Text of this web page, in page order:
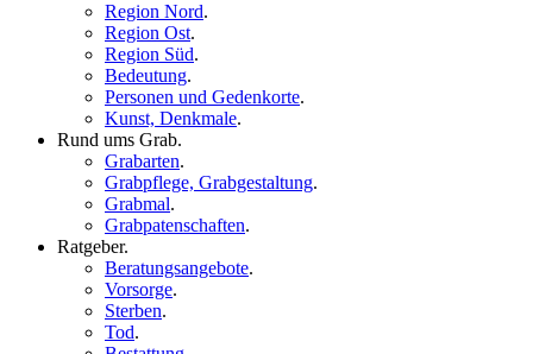
Region Nord.
Region Ost.
Region Süd.
Bedeutung.
Personen und Gedenkorte.
Kunst, Denkmale.
Rund ums Grab.
Grabarten.
Grabpflege, Grabgestaltung.
Grabmal.
Grabpatenschaften.
Ratgeber.
Beratungsangebote.
Vorsorge.
Sterben.
Tod.